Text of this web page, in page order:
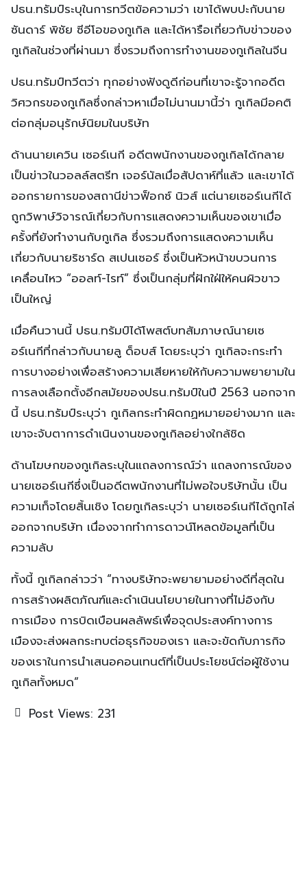
ปธน.ทรัมป์ระบุในการทวีตข้อความว่า เขาได้พบปะกับนาย
ซันดาร์ พิชัย ซีอีโอของกูเกิล และได้หารือเกี่ยวกับข่าวของ
กูเกิลในช่วงที่ผ่านมา ซึ่งรวมถึงการทำงานของกูเกิลในจีน
ปธน.ทรัมป์ทวีตว่า ทุกอย่างฟังดูดีก่อนที่เขาจะรู้จากอดีต
วิศวกรของกูเกิลซึ่งกล่าวหาเมื่อไม่นานมานี้ว่า กูเกิลมีอคติ
ต่อกลุ่มอนุรักษ์นิยมในบริษัท
ด้านนายเควิน เซอร์เนกี อดีตพนักงานของกูเกิลได้กลาย
เป็นข่าวในวอลล์สตรีท เจอร์นัลเมื่อสัปดาห์ที่แล้ว และเขาได้
ออกรายการของสถานีข่าวฟ็อกซ์ นิวส์ แต่นายเซอร์เนกีได้
ถูกวิพาษ์วิจารณ์เกี่ยวกับการแสดงความเห็นของเขาเมื่อ
ครั้งที่ยังทำงานกับกูเกิล ซึ่งรวมถึงการแสดงความเห็น
เกี่ยวกับนายริชาร์ด สเปนเซอร์ ซึ่งเป็นหัวหน้าขบวนการ
เคลื่อนไหว “ออลท์-ไรท์” ซึ่งเป็นกลุ่มที่ฝักใฝ่ให้คนผิวขาว
เป็นใหญ่
เมื่อคืนวานนี้ ปธน.ทรัมป์ได้โพสต์บทสัมภาษณ์นายเซ
อร์เนกีที่กล่าวกับนายลู ด็อบส์ โดยระบุว่า กูเกิลจะกระทำ
การบางอย่างเพื่อสร้างความเสียหายให้กับความพยายามใน
การลงเลือกตั้งอีกสมัยของปธน.ทรัมป์ในปี 2563 นอกจาก
นี้ ปธน.ทรัมป์ระบุว่า กูเกิลกระทำผิดกฏหมายอย่างมาก และ
เขาจะจับตาการดำเนินงานของกูเกิลอย่างใกล้ชิด
ด้านโฆษกของกูเกิลระบุในแถลงการณ์ว่า แถลงการณ์ของ
นายเซอร์เนกีซึ่งเป็นอดีตพนักงานที่ไม่พอใจบริษัทนั้น เป็น
ความเท็จโดยสิ้นเชิง โดยกูเกิลระบุว่า นายเซอร์เนกีได้ถูกไล่
ออกจากบริษัท เนื่องจากทำการดาวน์โหลดข้อมูลที่เป็น
ความลับ
ทั้งนี้ กูเกิลกล่าวว่า “ทางบริษัทจะพยายามอย่างดีที่สุดใน
การสร้างผลิตภัณฑ์และดำเนินนโยบายในทางที่ไม่อิงกับ
การเมือง การบิดเบือนผลลัพธ์เพื่อจุดประสงค์ทางการ
เมืองจะส่งผลกระทบต่อธุรกิจของเรา และจะขัดกับภารกิจ
ของเราในการนำเสนอคอนเทนต์ที่เป็นประโยชน์ต่อผู้ใช้งาน
กูเกิลทั้งหมด”
Post Views: 231